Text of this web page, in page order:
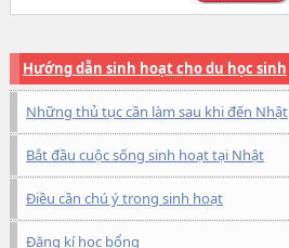
Hướng dẫn sinh hoạt cho du học sinh
Những thủ tục cần làm sau khi đến Nhật
Bắt đầu cuộc sống sinh hoạt tại Nhật
Điều cần chú ý trong sinh hoạt
Đăng kí học bổng